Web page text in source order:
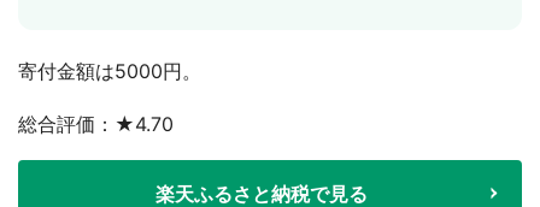
寄付金額は5000円。
総合評価：★4.70
楽天ふるさと納税で見る